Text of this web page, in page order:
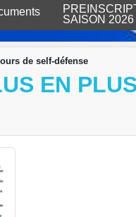
SAISON 2026
de self-défense
EN